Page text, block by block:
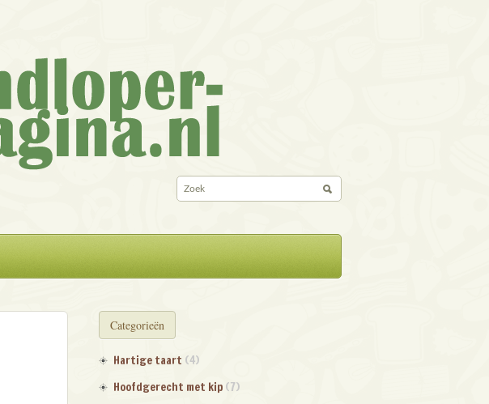
Categorieën
Hartige taart (4)
Hoofdgerecht met kip (7)